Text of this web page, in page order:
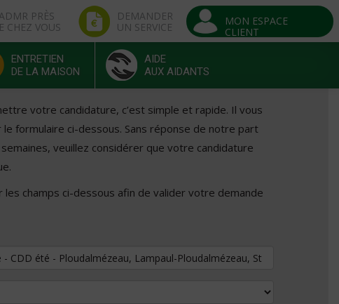
PRÈS
CHEZ VOUS
DEMANDER
UN SERVICE
MON ESPACE
CLIENT
ENTRETIEN
DE LA MAISON
AIDE
AUX AIDANTS
votre candidature, c’est simple et rapide. Il vous
formulaire ci-dessous. Sans réponse de notre part
veuillez considérer que votre candidature
les champs ci-dessous afin de valider votre demande
postuler au poste de